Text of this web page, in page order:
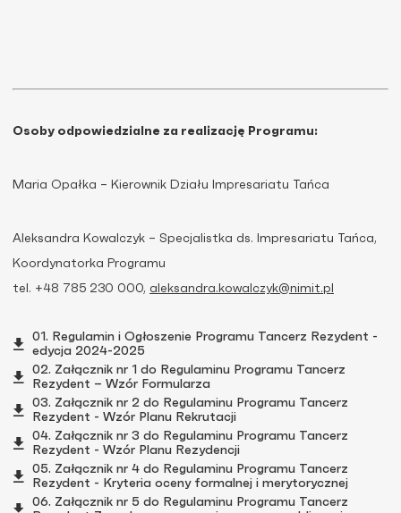
Osoby odpowiedzialne za realizację Programu:
Maria Opałka – Kierownik Działu Impresariatu Tańca
Aleksandra Kowalczyk – Specjalistka ds. Impresariatu Tańca,
Koordynatorka Programu
tel. +48 785 230 000, aleksandra.kowalczyk@nimit.pl
01. Regulamin i Ogłoszenie Programu Tancerz Rezydent -
edycja 2024-2025
02. Załącznik nr 1 do Regulaminu Programu Tancerz
Rezydent – Wzór Formularza
03. Załącznik nr 2 do Regulaminu Programu Tancerz
Rezydent - Wzór Planu Rekrutacji
04. Załącznik nr 3 do Regulaminu Programu Tancerz
Rezydent - Wzór Planu Rezydencji
05. Załącznik nr 4 do Regulaminu Programu Tancerz
Rezydent - Kryteria oceny formalnej i merytorycznej
06. Załącznik nr 5 do Regulaminu Programu Tancerz